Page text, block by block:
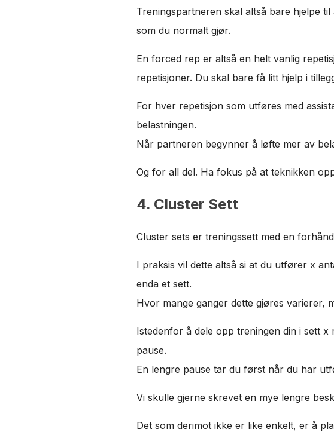
Treningspartneren skal altså bare hjelpe
som du normalt gjør.
En forced rep er altså en helt vanlig
repetisjoner. Du skal bare få litt hjelp i
For hver repetisjon som utføres med
belastningen.
Når partneren begynner å løfte mer av
Og for all del. Ha fokus på at teknikken
4. Cluster Sett
Cluster sets er treningssett med en
I praksis vil dette altså si at du utfører x
enda et sett.
Hvor mange ganger dette gjøres varierer,
Istedenfor å dele opp treningen din i sett
pause.
En lengre pause tar du først når du har
Vi skulle gjerne skrevet en mye lengre
Det som derimot ikke er like enkelt, er å